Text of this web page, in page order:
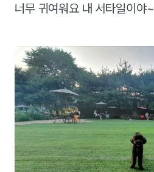
너무 귀여워요 내 서타일이야~